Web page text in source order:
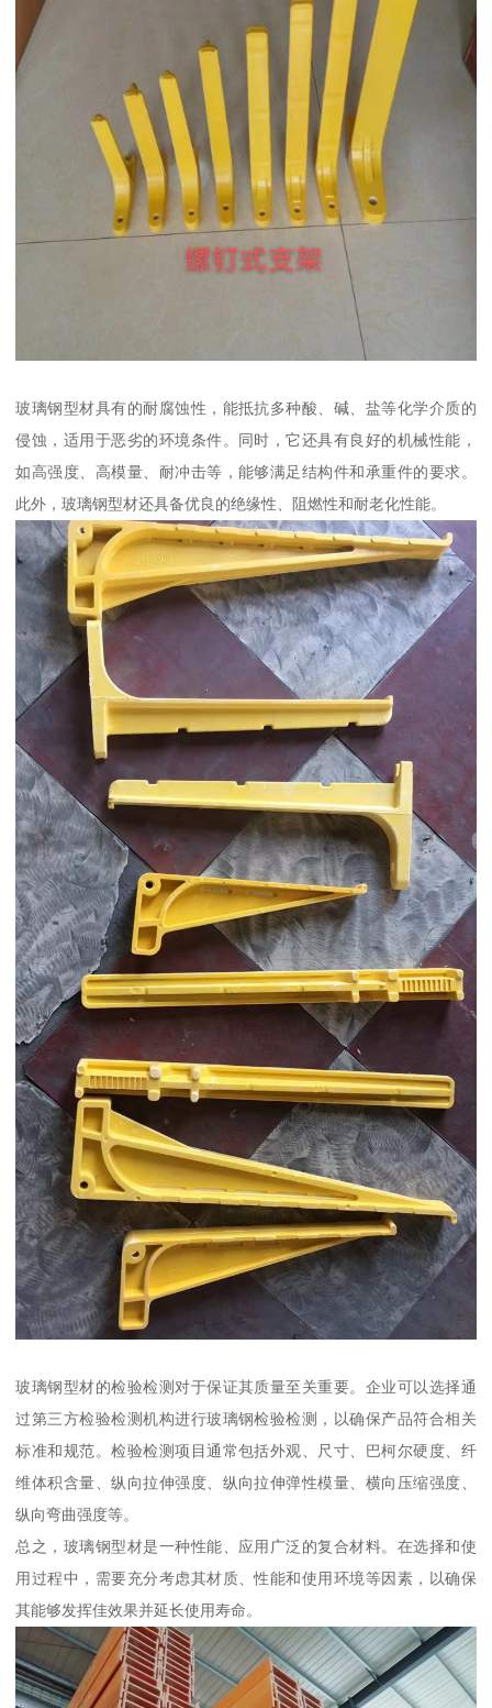
玻璃钢型材具有的耐腐蚀性，能抵抗多种酸、碱、盐等化学介质的
侵蚀，适用于恶劣的环境条件。同时，它还具有良好的机械性能，
如高强度、高模量、耐冲击等，能够满足结构件和承重件的要求。
此外，玻璃钢型材还具备优良的绝缘性、阻燃性和耐老化性能。
玻璃钢型材的检验检测对于保证其质量至关重要。企业可以选择通
过第三方检验检测机构进行玻璃钢检验检测，以确保产品符合相关
标准和规范。检验检测项目通常包括外观、尺寸、巴柯尔硬度、纤
维体积含量、纵向拉伸强度、纵向拉伸弹性模量、横向压缩强度、
纵向弯曲强度等。
总之，玻璃钢型材是一种性能、应用广泛的复合材料。在选择和使
用过程中，需要充分考虑其材质、性能和使用环境等因素，以确保
其能够发挥佳效果并延长使用寿命。